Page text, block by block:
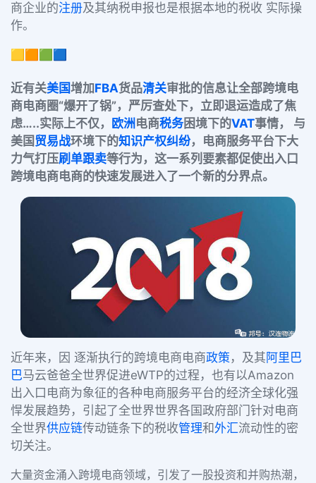
商企业的注册及其纳税申报也是根据本地的税收 实际操
作。
🟨🟧🟩🟦
近有关美国增加FBA货品清关审批的信息让全部跨境电
商电商圈“爆开了锅”，严厉查处下，立即退运造成了焦
虑…..实际上不仅， 欧洲 电商税务困境下的VAT事情， 与
美国 贸易战环境下的知识产权纠纷，电商服务平台下大
力气打压刷单跟卖等行为，这一系列要素都促使出入口
跨境电商电商的快速发展进入了一个新的分界点。
近年来，因 逐渐执行的跨境电商电商政策 ，及其 阿里巴
巴马云爸爸全世界促进eWTP的过程，也有以Amazon
出入口电商为象征的各种电商服务平台的经济全球化强
悍发展趋势，引起了全世界世界各国政府部门针对电商
全世界供应链传动链条下的税收管理和外汇流动性的密
切关注。
大量资金涌入跨境电商领域，引发了一股投资和并购热潮，